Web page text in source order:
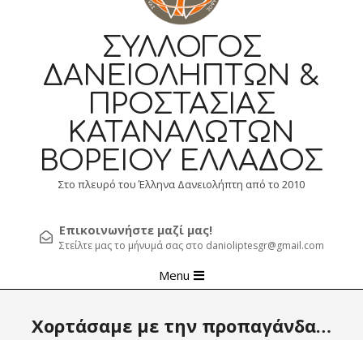
ΣΎΛΛΟΓΟΣ
ΔΑΝΕΙΟΛΗΠΤΏΝ &
ΠΡΟΣΤΑΣΊΑΣ
ΚΑΤΑΝΑΛΩΤΏΝ
ΒΟΡΕΊΟΥ ΕΛΛΆΔΟΣ
Στο πλευρό του Έλληνα Δανειολήπτη από το 2010
Επικοινωνήστε μαζί μας!
Στείλτε μας το μήνυμά σας στο danioliptesgr@gmail.com
Navigation
Menu
Χορτάσαμε με την προπαγάνδα…